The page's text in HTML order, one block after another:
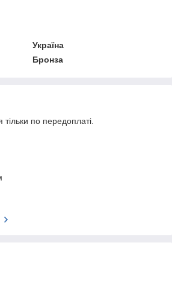
Україна
Бронза
тільки по передоплаті.